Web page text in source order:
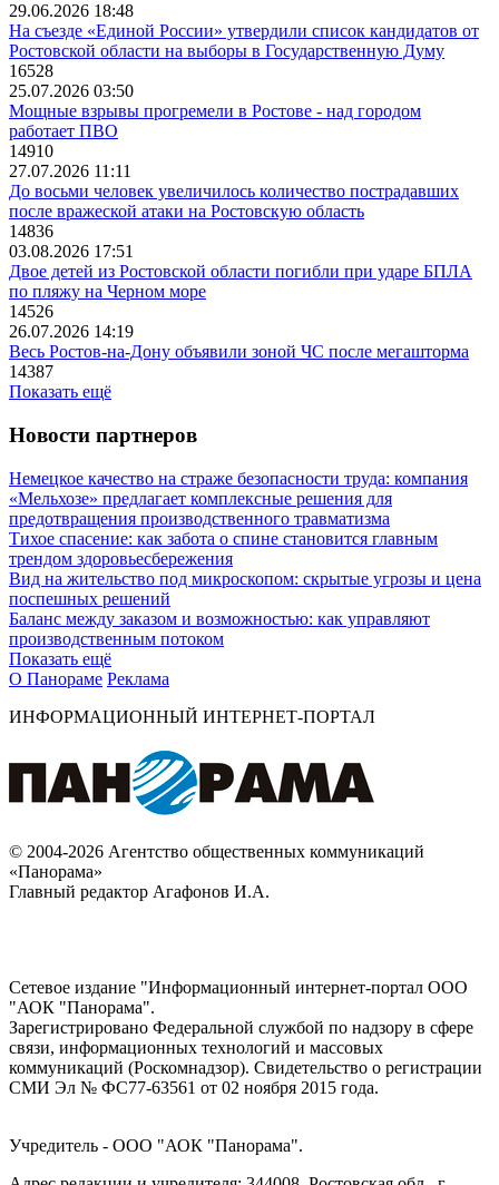
29.06.2026 18:48
На съезде «Единой России» утвердили список кандидатов от
Ростовской области на выборы в Государственную Думу
16528
25.07.2026 03:50
Мощные взрывы прогремели в Ростове - над городом
работает ПВО
14910
27.07.2026 11:11
До восьми человек увеличилось количество пострадавших
после вражеской атаки на Ростовскую область
14836
03.08.2026 17:51
Двое детей из Ростовской области погибли при ударе БПЛА
по пляжу на Черном море
14526
26.07.2026 14:19
Весь Ростов-на-Дону объявили зоной ЧС после мегашторма
14387
Показать ещё
Новости партнеров
Немецкое качество на страже безопасности труда: компания
«Мельхозе» предлагает комплексные решения для
предотвращения производственного травматизма
Тихое спасение: как забота о спине становится главным
трендом здоровьесбережения
Вид на жительство под микроскопом: скрытые угрозы и цена
поспешных решений
Баланс между заказом и возможностью: как управляют
производственным потоком
Показать ещё
О Панораме Реклама
ИНФОРМАЦИОННЫЙ ИНТЕРНЕТ-ПОРТАЛ
© 2004-2026 Агентство общественных коммуникаций
«Панорама»
Главный редактор Агафонов И.А.
Сетевое издание "Информационный интернет-портал ООО
"АОК "Панорама".
Зарегистрировано Федеральной службой по надзору в сфере
связи, информационных технологий и массовых
коммуникаций (Роскомнадзор). Cвидетельство о регистрации
СМИ Эл № ФС77-63561 от 02 ноября 2015 года.
Учредитель - ООО "АОК "Панорама".